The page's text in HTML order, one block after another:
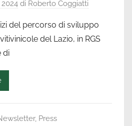
di Roberto Coggiatti
del percorso di sviluppo
del Lazio, in RGS
di
, Press